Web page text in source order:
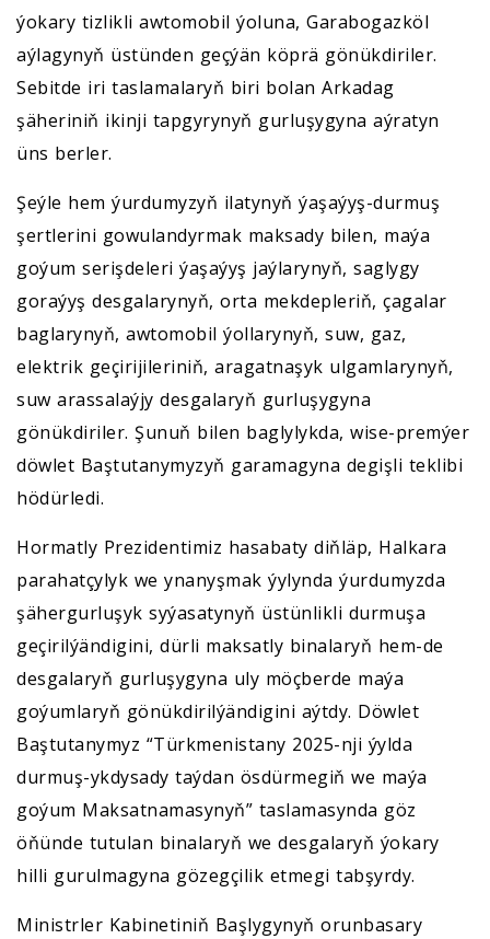
ýokary tizlikli awtomobil ýoluna, Garabogazköl
aýlagynyň üstünden geçýän köprä gönükdiriler.
Sebitde iri taslamalaryň biri bolan Arkadag
şäheriniň ikinji tapgyrynyň gurluşygyna aýratyn
üns berler.
Şeýle hem ýurdumyzyň ilatynyň ýaşaýyş-durmuş
şertlerini gowulandyrmak maksady bilen, maýa
goýum serişdeleri ýaşaýyş jaýlarynyň, saglygy
goraýyş desgalarynyň, orta mekdepleriň, çagalar
baglarynyň, awtomobil ýollarynyň, suw, gaz,
elektrik geçirijileriniň, aragatnaşyk ulgamlarynyň,
suw arassalaýjy desgalaryň gurluşygyna
gönükdiriler. Şunuň bilen baglylykda, wise-premýer
döwlet Baştutanymyzyň garamagyna degişli teklibi
hödürledi.
Hormatly Prezidentimiz hasabaty diňläp, Halkara
parahatçylyk we ynanyşmak ýylynda ýurdumyzda
şähergurluşyk syýasatynyň üstünlikli durmuşa
geçirilýändigini, dürli maksatly binalaryň hem-de
desgalaryň gurluşygyna uly möçberde maýa
goýumlaryň gönükdirilýändigini aýtdy. Döwlet
Baştutanymyz “Türkmenistany 2025-nji ýylda
durmuş-ykdysady taýdan ösdürmegiň we maýa
goýum Maksatnamasynyň” taslamasynda göz
öňünde tutulan binalaryň we desgalaryň ýokary
hilli gurulmagyna gözegçilik etmegi tabşyrdy.
Ministrler Kabinetiniň Başlygynyň orunbasary